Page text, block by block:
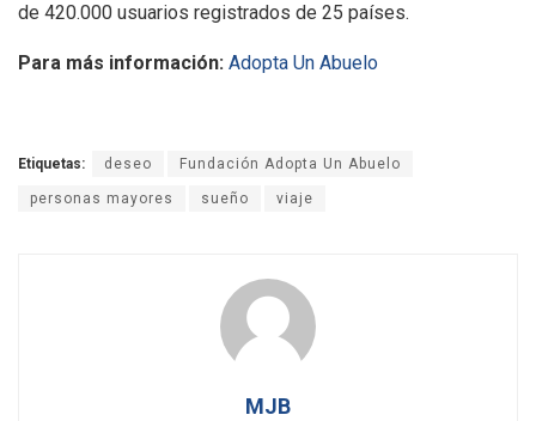
de 420.000 usuarios registrados de 25 países.
Para más información: Adopta Un Abuelo
Etiquetas: deseo Fundación Adopta Un Abuelo
personas mayores sueño viaje
MJB